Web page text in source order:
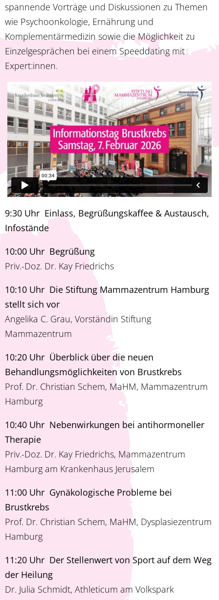
spannende Vorträge und Diskussionen zu Themen
wie Psychoonkologie, Ernährung und
Komplementärmedizin sowie die Möglichkeit zu
Einzelgesprächen bei einem Speeddating mit
Expert:innen.
9:30 Uhr Einlass, Begrüßungskaffee & Austausch,
Infostände
10:00 Uhr Begrüßung
Priv.-Doz. Dr. Kay Friedrichs
10:10 Uhr Die Stiftung Mammazentrum Hamburg
stellt sich vor
Angelika C. Grau, Vorständin Stiftung
Mammazentrum
10:20 Uhr Überblick über die neuen
Behandlungsmöglichkeiten von Brustkrebs
Prof. Dr. Christian Schem, MaHM, Mammazentrum
Hamburg
10:40 Uhr Nebenwirkungen bei antihormoneller
Therapie
Priv.-Doz. Dr. Kay Friedrichs, Mammazentrum
Hamburg am Krankenhaus Jerusalem
11:00 Uhr Gynäkologische Probleme bei
Brustkrebs
Prof. Dr. Christian Schem, MaHM, Dysplasiezentrum
Hamburg
11:20 Uhr Der Stellenwert von Sport auf dem Weg
der Heilung
Dr. Julia Schmidt, Athleticum am Volkspark